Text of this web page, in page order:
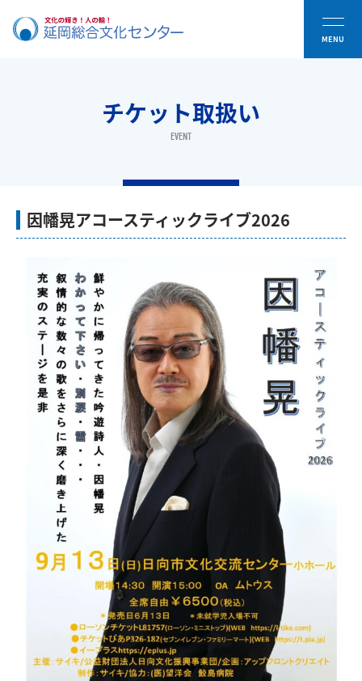
チケット取扱い
EVENT
因幡晃アコースティックライブ2026